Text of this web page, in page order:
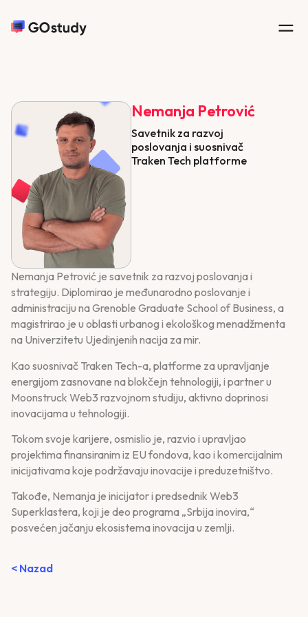
Nemanja Petrović
Savetnik za razvoj
poslovanja i suosnivač
Traken Tech platforme
Nemanja Petrović je savetnik za razvoj poslovanja i
strategiju. Diplomirao je međunarodno poslovanje i
administraciju na Grenoble Graduate School of Business, a
magistrirao je u oblasti urbanog i ekološkog menadžmenta
na Univerzitetu Ujedinjenih nacija za mir.
Kao suosnivač Traken Tech-a, platforme za upravljanje
energijom zasnovane na blokčejn tehnologiji, i partner u
Moonstruck Web3 razvojnom studiju, aktivno doprinosi
inovacijama u tehnologiji.
Tokom svoje karijere, osmislio je, razvio i upravljao
projektima finansiranim iz EU fondova, kao i komercijalnim
inicijativama koje podržavaju inovacije i preduzetništvo.
Takođe, Nemanja je inicijator i predsednik Web3
Superklastera, koji je deo programa „Srbija inovira,“
posvećen jačanju ekosistema inovacija u zemlji.
< Nazad